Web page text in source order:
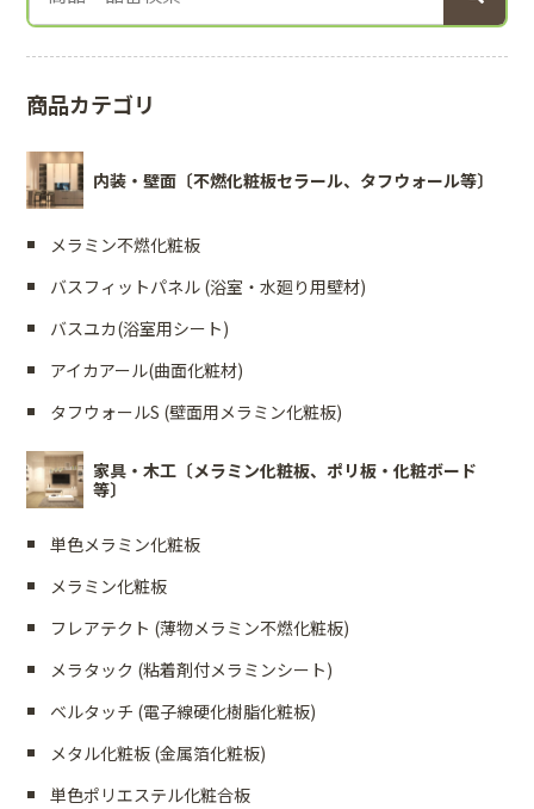
商品カテゴリ
内装・壁面〔不燃化粧板セラール、タフウォール等〕
メラミン不燃化粧板
バスフィットパネル (浴室・水廻り用壁材)
バスユカ(浴室用シート)
アイカアール(曲面化粧材)
タフウォールS (壁面用メラミン化粧板)
家具・木工〔メラミン化粧板、ポリ板・化粧ボード
等〕
単色メラミン化粧板
メラミン化粧板
フレアテクト (薄物メラミン不燃化粧板)
メラタック (粘着剤付メラミンシート)
ベルタッチ (電子線硬化樹脂化粧板)
メタル化粧板 (金属箔化粧板)
単色ポリエステル化粧合板